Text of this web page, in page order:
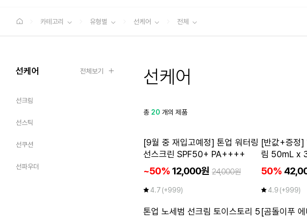
카테고리 유형별 선케어 전체
선케어 전체보기
선크림
선스틱
선쿠션
선파우더
선케어
총 20 개의 제품
~ 50%
[9월 중 재입고예정] 톤업 워터링
선스크린 SPF50+ PA++++
~50% 12,000원 24,000원
4.7 (+999)
[반값+증정]
림 50mL x
50%
4.9 (+999)
톤업 노세범 선크림 토이스토리 5[곰돌이푸